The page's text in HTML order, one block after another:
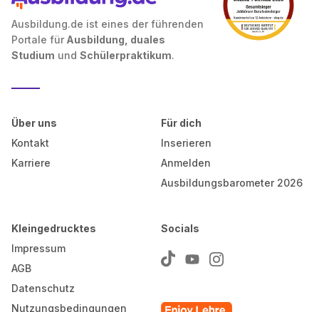
Ausbildung.de ist eines der führenden
Portale für Ausbildung, duales
Studium und Schülerpraktikum.
Über uns
Kontakt
Karriere
Für dich
Inserieren
Anmelden
Ausbildungsbarometer 2026
Kleingedrucktes
Impressum
AGB
Datenschutz
Nutzungsbedingungen
Socials